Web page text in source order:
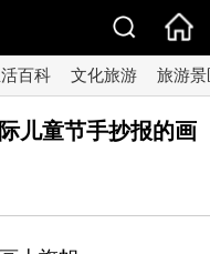
百科 文化旅游 旅游景
儿童节手抄报的画